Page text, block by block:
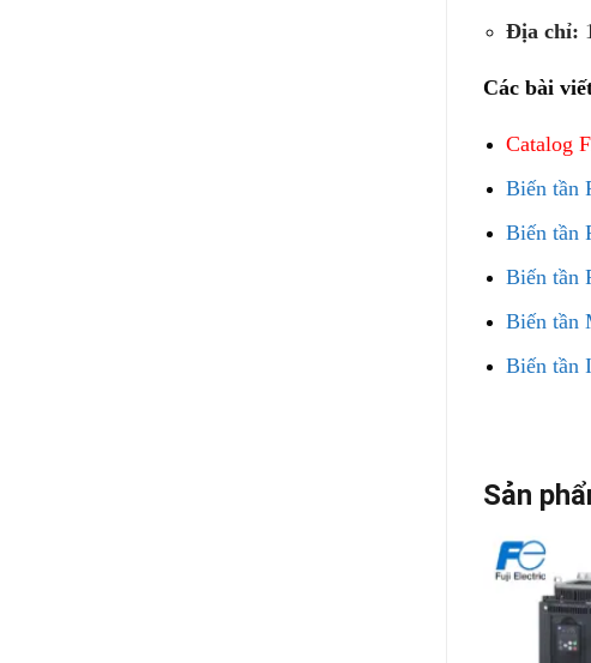
Địa chỉ:
Các bài
Catalog
Biến tần
Biến tần
Biến tần
Biến tần
Biến tần
Sản